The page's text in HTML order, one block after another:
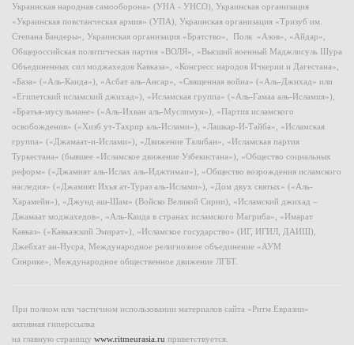
Украинская народная самооборона» (УНА - УНСО), Украинская организация
«Украинская повстанческая армия» (УПА), Украинская организация «Тризуб им.
Степана Бандеры», Украинская организация «Братство», Полк «Азов», «Айдар»,
Общероссийская политическая партия «ВОЛЯ», «Высший военный Маджлисуль Шура
Объединенных сил моджахедов Кавказа», «Конгресс народов Ичкерии и Дагестана»,
«База» («Аль-Каида»), «Асбат аль-Ансар», «Священная война» («Аль-Джихад» или
«Египетский исламский джихад»), «Исламская группа» («Аль-Гамаа аль-Исламия»),
«Братья-мусульмане» («Аль-Ихван аль-Муслимун»), «Партия исламского
освобождения» («Хизб ут-Тахрир аль-Ислами»), «Лашкар-И-Тайба», «Исламская
группа» («Джамаат-и-Ислами»), «Движение Талибан», «Исламская партия
Туркестана» (бывшее «Исламское движение Узбекистана»), «Общество социальных
реформ» («Джамият аль-Ислах аль-Иджтимаи»), «Общество возрождения исламского
наследия» («Джамият Ихья ат-Тураз аль-Ислами»), «Дом двух святых» («Аль-
Харамейн»), «Джунд аш-Шам» (Войско Великой Сирии), «Исламский джихад –
Джамаат моджахедов», «Аль-Каида в странах исламского Магриба», «Имарат
Кавказ» («Кавказский Эмират»), «Исламское государство» (ИГ, ИГИЛ, ДАИШ),
Джебхат ан-Нусра, Международное религиозное объединение «АУМ
Синрике», Международное общественное движение ЛГБТ.
При полном или частичном использовании материалов сайта «Ритм Евразии»
активная гиперссылка
на главную страницу www.ritmeurasia.ru приветствуется.